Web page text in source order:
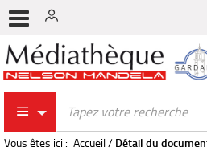
Vous êtes ici : Accueil/ Détail du